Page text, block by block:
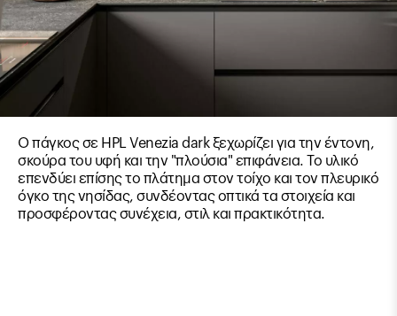
Ο πάγκος σε HPL Venezia dark ξεχωρίζει για την έντονη,
σκούρα του υφή και την "πλούσια" επιφάνεια. Το υλικό
επενδύει επίσης το πλάτημα στον τοίχο και τον πλευρικό
όγκο της νησίδας, συνδέοντας οπτικά τα στοιχεία και
προσφέροντας συνέχεια, στιλ και πρακτικότητα.